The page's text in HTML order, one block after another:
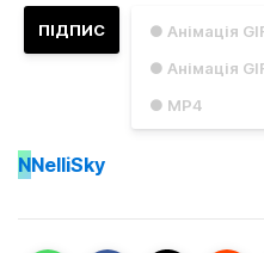
● Анімація
● Анімація
● MP4
ПІДПИС
NNelliSky